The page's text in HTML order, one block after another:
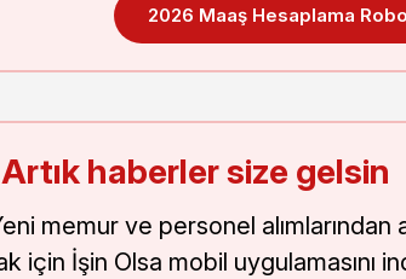
2026 Maaş Hesaplama
Artık haberler size gelsin
memur ve personel alımlarından
için İşin Olsa mobil uygulamasını